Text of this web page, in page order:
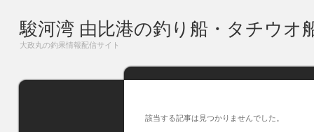
駿河湾 由比港の釣り船・タチウオ
大政丸の釣果情報配信サイト
該当する記事は見つかりませんでした。